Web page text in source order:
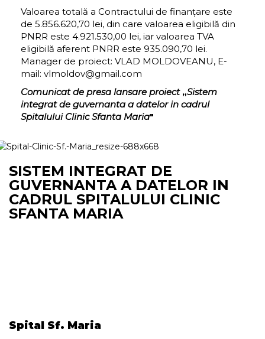
Valoarea totală a Contractului de finanțare este
de 5.856.620,70 lei, din care valoarea eligibilă din
PNRR este 4.921.530,00 lei, iar valoarea TVA
eligibilă aferent PNRR este 935.090,70 lei.
Manager de proiect: VLAD MOLDOVEANU, E-
mail: vlmoldov@gmail.com
Comunicat de presa lansare proiect „Sistem
integrat de guvernanta a datelor in cadrul
Spitalului Clinic Sfanta Maria"
SISTEM INTEGRAT DE
GUVERNANTA A DATELOR IN
CADRUL SPITALULUI CLINIC
SFANTA MARIA
Spital Sf. Maria